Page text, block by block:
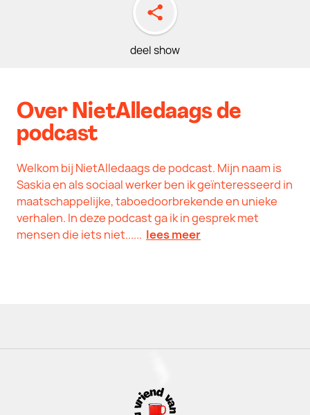
deel show
Over NietAlledaags de
podcast
Welkom bij NietAlledaags de podcast. Mijn naam is
Saskia en als sociaal werker ben ik geïnteresseerd in
maatschappelijke, taboedoorbrekende en unieke
verhalen. In deze podcast ga ik in gesprek met
mensen die iets niet...... lees meer